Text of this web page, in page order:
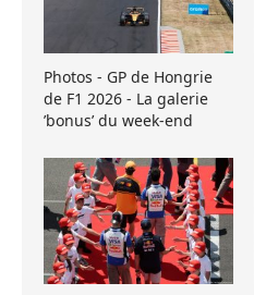
Photos - GP de Hongrie
de F1 2026 - La galerie
’bonus’ du week-end